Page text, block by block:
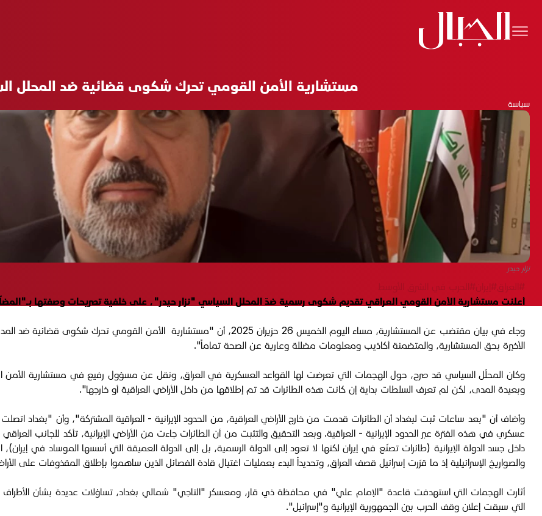
مستشارية الأمن القومي تحرك شكوى قضائية ضد المحلل
سياسة
نزار حيدر
#العراق#إيران#الحرب في الشرق الأوسط
أعلنت مستشارية الأمن القومي العراقي تقديم شكوى رسمية ضدّ المحلل السياسي "نزار حيدر"، على خلفية تصريحات وصفتها
وجاء في بيان مقتضب عن المستشارية، مساء اليوم الخميس 26 حزيران 2025، أن "مستشارية
الأخيرة بحق المستشارية، والمتضمنة أكاذيب ومعلومات مضللة وعارية عن الصحة تماماً".
وكان المحلّل السياسي قد صرح، حول الهجمات التي تعرضت لها القواعد العسكرية في العراق، ونقل عن مسؤول رفيع في مستشارية الأمن
وبعيدة المدى، لكن لم تعرف السلطات بداية إن كانت هذه الطائرات قد تم إطلاقها من داخل الأراضي العراقية أو خارجها".
وأضاف أن "بعد ساعات ثبت لبغداد أن الطائرات قدمت من خارج الأراضي العراقية، من الحدود الإيرانية - العراقية المشتركة"، وأن "بغداد
عسكري في هذه الفترة عبر الحدود الإيرانية - العراقية. وبعد التحقيق والتثبت من أن الطائرات جاءت من الأراضي الإيرانية، تأكد للجانب
داخل جسد الدولة الإيرانية (طائرات تصنّع في إيران لكنها لا تعود إلى الدولة الرسمية، بل إلى الدولة العميقة التي أسسها الموساد في
والصواريخ الإسرائيلية إذ ما قرّرت إسرائيل قصف العراق، وتحديداً البدء بعمليات اغتيال قادة الفصائل الذين ساهموا بإطلاق المقذوفات على
أثارت الهجمات التي استهدفت قاعدة "الإمام علي" في محافظة ذي قار، ومعسكر "التاجي" شمالي بغداد، تساؤلات عديدة بشأن الأطراف
التي سبقت إعلان وقف الحرب بين الجمهورية الإيرانية و"إسرائيل".